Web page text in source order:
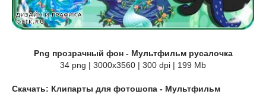
Png прозрачный фон - Мультфильм русалочка
34 png | 3000х3560 | 300 dpi | 199 Mb
Скачать: Клипарты для фотошопа - Мультфильм